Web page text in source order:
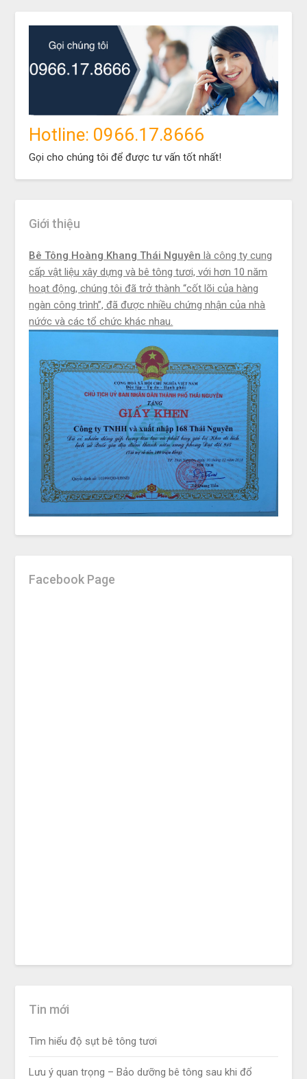
Hotline: 0966.17.8666
Gọi cho chúng tôi để được tư vấn tốt nhất!
Giới thiệu
Bê Tông Hoàng Khang Thái Nguyên là công ty cung
cấp vật liệu xây dựng và bê tông tươi, với hơn 10 năm
hoạt động, chúng tôi đã trở thành “cốt lõi của hàng
ngàn công trình”, đã được nhiều chứng nhận của nhà
nứớc và các tổ chức khác nhau.
Facebook Page
Tin mới
Tìm hiểu độ sụt bê tông tươi
Lưu ý quan trọng – Bảo dưỡng bê tông sau khi đổ